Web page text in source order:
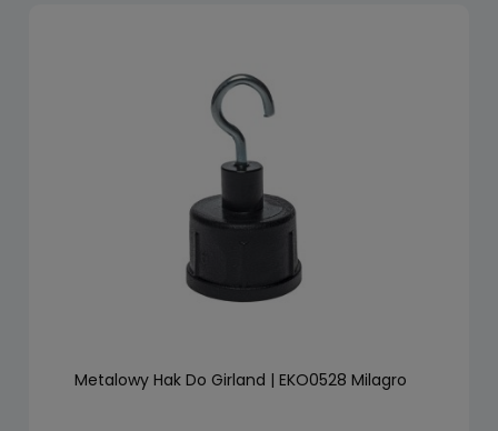
Metalowy Hak Do Girland | EKO0528 Milagro